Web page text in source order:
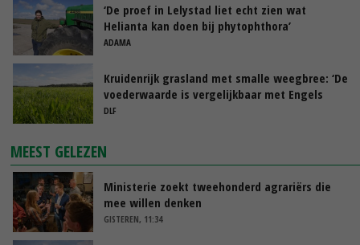
‘De proef in Lelystad liet echt zien wat
Helianta kan doen bij phytophthora’
ADAMA
Kruidenrijk grasland met smalle weegbree: ‘De
voederwaarde is vergelijkbaar met Engels
raaigras’
DLF
MEEST GELEZEN
Ministerie zoekt tweehonderd agrariërs die
mee willen denken
GISTEREN, 11:34